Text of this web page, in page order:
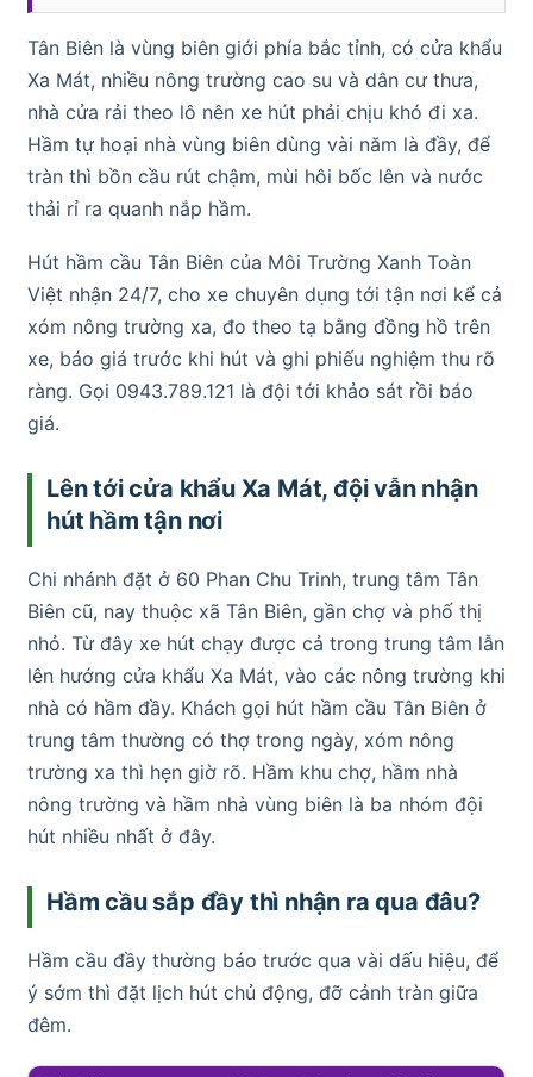
Tân Biên là vùng biên giới phía bắc tỉnh, có cửa khẩu
Xa Mát, nhiều nông trường cao su và dân cư thưa,
nhà cửa rải theo lô nên xe hút phải chịu khó đi xa.
Hầm tự hoại nhà vùng biên dùng vài năm là đầy, để
tràn thì bồn cầu rút chậm, mùi hôi bốc lên và nước
thải rỉ ra quanh nắp hầm.
Hút hầm cầu Tân Biên của Môi Trường Xanh Toàn
Việt nhận 24/7, cho xe chuyên dụng tới tận nơi kể cả
xóm nông trường xa, đo theo tạ bằng đồng hồ trên
xe, báo giá trước khi hút và ghi phiếu nghiệm thu rõ
ràng. Gọi 0943.789.121 là đội tới khảo sát rồi báo
giá.
Lên tới cửa khẩu Xa Mát, đội vẫn nhận
hút hầm tận nơi
Chi nhánh đặt ở 60 Phan Chu Trinh, trung tâm Tân
Biên cũ, nay thuộc xã Tân Biên, gần chợ và phố thị
nhỏ. Từ đây xe hút chạy được cả trong trung tâm lẫn
lên hướng cửa khẩu Xa Mát, vào các nông trường khi
nhà có hầm đầy. Khách gọi hút hầm cầu Tân Biên ở
trung tâm thường có thợ trong ngày, xóm nông
trường xa thì hẹn giờ rõ. Hầm khu chợ, hầm nhà
nông trường và hầm nhà vùng biên là ba nhóm đội
hút nhiều nhất ở đây.
Hầm cầu sắp đầy thì nhận ra qua đâu?
Hầm cầu đầy thường báo trước qua vài dấu hiệu, để
ý sớm thì đặt lịch hút chủ động, đỡ cảnh tràn giữa
đêm.